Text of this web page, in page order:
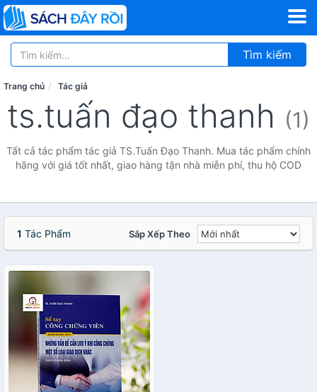
Tìm kiếm
Trang chủ Tác giả
ts.tuấn đạo thanh (1)
Tất cả tác phẩm tác giả TS.Tuấn Đạo Thanh. Mua tác phẩm chính
hãng với giá tốt nhất, giao hàng tận nhà miễn phí, thu hộ COD
1 Tác Phẩm Sắp Xếp Theo